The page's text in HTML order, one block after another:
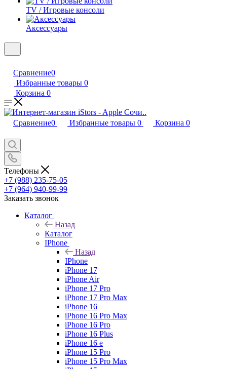
TV / Игровые консоли
Аксессуары
Сравнение0
Избранные товары 0
Корзина 0
Сравнение0 Избранные товары 0 Корзина 0
Телефоны
+7 (988) 235-75-05
+7 (964) 940-99-99
Заказать звонок
Каталог
Назад
Каталог
IPhone
Назад
IPhone
iPhone 17
iPhone Air
iPhone 17 Pro
iPhone 17 Pro Max
iPhone 16
iPhone 16 Pro Max
iPhone 16 Pro
iPhone 16 Plus
iPhone 16 e
iPhone 15 Pro
iPhone 15 Pro Max